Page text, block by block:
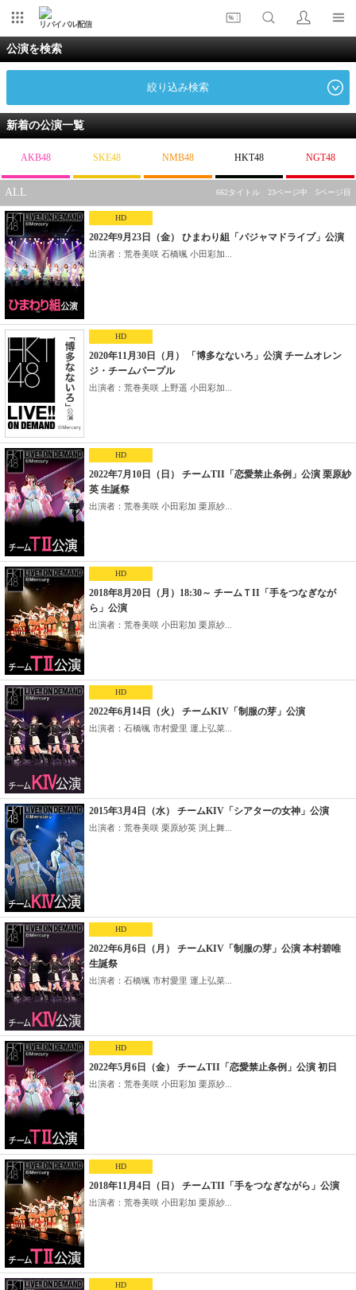
リバイバル配信
公演を検索
絞り込み検索
新着の公演一覧
AKB48 SKE48 NMB48 HKT48 NGT48
ALL 662タイトル 23ページ中 5ページ目
HD
2022年9月23日（金） ひまわり組「パジャマドライブ」公演
出演者：荒巻美咲 石橋颯 小田彩加...
HD
2020年11月30日（月） 「博多なないろ」公演 チームオレン
ジ・チームパープル
出演者：荒巻美咲 上野遥 小田彩加...
HD
2022年7月10日（日） チームTII「恋愛禁止条例」公演 栗原紗
英 生誕祭
出演者：荒巻美咲 小田彩加 栗原紗...
HD
2018年8月20日（月）18:30～ チームＴII「手をつなぎなが
ら」公演
出演者：荒巻美咲 小田彩加 栗原紗...
HD
2022年6月14日（火） チームKIV「制服の芽」公演
出演者：石橋颯 市村愛里 運上弘菜...
2015年3月4日（水） チームKIV「シアターの女神」公演
出演者：荒巻美咲 栗原紗英 渕上舞...
HD
2022年6月6日（月） チームKIV「制服の芽」公演 本村碧唯
生誕祭
出演者：石橋颯 市村愛里 運上弘菜...
HD
2022年5月6日（金） チームTII「恋愛禁止条例」公演 初日
出演者：荒巻美咲 小田彩加 栗原紗...
HD
2018年11月4日（日） チームTII「手をつなぎながら」公演
出演者：荒巻美咲 小田彩加 栗原紗...
HD